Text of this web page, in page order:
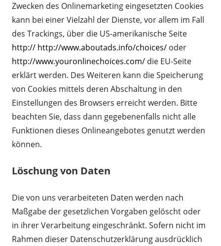
Zwecken des Onlinemarketing eingesetzten Cookies
kann bei einer Vielzahl der Dienste, vor allem im Fall
des Trackings, über die US-amerikanische Seite
http:// http://www.aboutads.info/choices/ oder
http://www.youronlinechoices.com/ die EU-Seite
erklärt werden. Des Weiteren kann die Speicherung
von Cookies mittels deren Abschaltung in den
Einstellungen des Browsers erreicht werden. Bitte
beachten Sie, dass dann gegebenenfalls nicht alle
Funktionen dieses Onlineangebotes genutzt werden
können.
Löschung von Daten
Die von uns verarbeiteten Daten werden nach
Maßgabe der gesetzlichen Vorgaben gelöscht oder
in ihrer Verarbeitung eingeschränkt. Sofern nicht im
Rahmen dieser Datenschutzerklärung ausdrücklich